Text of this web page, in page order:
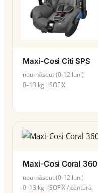
Maxi-Cosi Citi SPS
nou-născut (0-12 luni)
0–13 kg ISOFIX
Maxi-Cosi Coral 360
nou-născut (0-12 luni)
0–13 kg ISOFIX / centură